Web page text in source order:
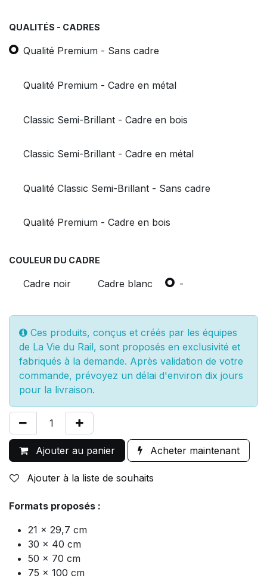
QUALITÉS - CADRES
Qualité Premium - Sans cadre
Qualité Premium - Cadre en métal
Classic Semi-Brillant - Cadre en bois
Classic Semi-Brillant - Cadre en métal
Qualité Classic Semi-Brillant - Sans cadre
Qualité Premium - Cadre en bois
COULEUR DU CADRE
Cadre noir Cadre blanc -
Ces produits, conçus et créés par les équipes
de La Vie du Rail, sont proposés en exclusivité et
fabriqués à la demande. Après validation de votre
commande, prévoyez un délai d'environ dix jours
pour la livraison.
Ajouter au panier Acheter maintenant
Ajouter à la liste de souhaits
Formats proposés :
21 x 29,7 cm
30 x 40 cm
50 x 70 cm
75 x 100 cm